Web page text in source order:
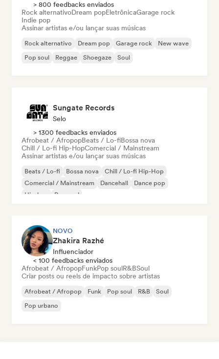
> 800 feedbacks enviados
Rock alternativoDream popEletrônicaGarage rock
Indie pop
Assinar artistas e/ou lançar suas músicas
Rock alternativo Dream pop Garage rock
New wave
Pop soul
Reggae Shoegaze Soul
Sungate Records
Selo
> 1300 feedbacks enviados
Afrobeat / AfropopBeats / Lo-fiBossa nova
Chill / Lo-fi Hip-HopComercial / Mainstream
Assinar artistas e/ou lançar suas músicas
Beats / Lo-fi Bossa nova
Chill / Lo-fi Hip-Hop
Comercial / Mainstream
Dancehall
Dance pop
Hip-hop
Pop soul
NOVO
Zhakira Razhé
Influenciador
< 100 feedbacks enviados
Afrobeat / AfropopFunkPop soulR&BSoul
Criar posts ou reels de impacto sobre artistas
Afrobeat / Afropop Funk Pop soul R&B
Soul
Pop urbano